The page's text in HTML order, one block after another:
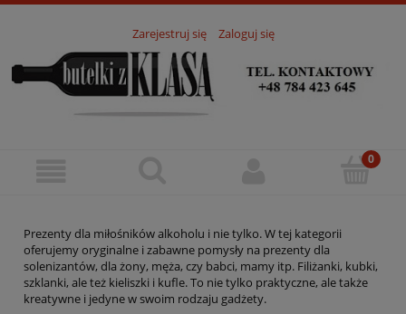
Zarejestruj się Zaloguj się
Prezenty dla miłośników alkoholu i nie tylko. W tej kategorii
oferujemy oryginalne i zabawne pomysły na prezenty dla
solenizantów, dla żony, męża, czy babci, mamy itp. Filiżanki, kubki,
szklanki, ale też kieliszki i kufle. To nie tylko praktyczne, ale także
kreatywne i jedyne w swoim rodzaju gadżety.